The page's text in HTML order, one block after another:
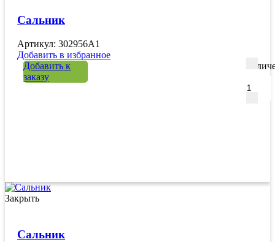
Сальник
Артикул: 302956A1
Добавить в избранное
Добавить к
заказу
Закрыть
Сальник